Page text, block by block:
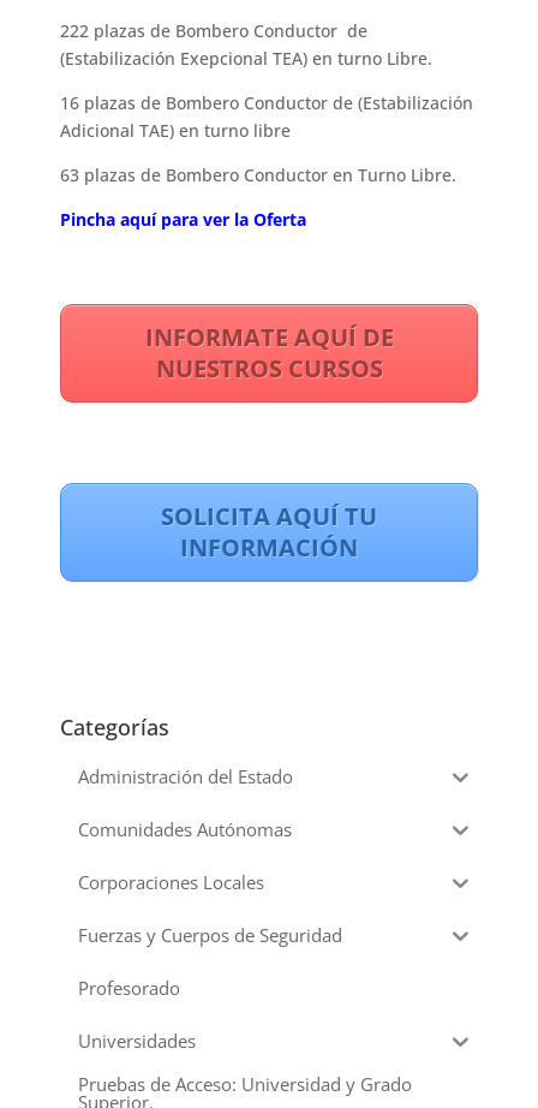
222 plazas de Bombero Conductor de
(Estabilización Exepcional TEA) en turno Libre.
16 plazas de Bombero Conductor de (Estabilización
Adicional TAE) en turno libre
63 plazas de Bombero Conductor en Turno Libre.
Pincha aquí para ver la Oferta
INFORMATE AQUÍ DE
NUESTROS CURSOS
SOLICITA AQUÍ TU
INFORMACIÓN
Categorías
Administración del Estado
Comunidades Autónomas
Corporaciones Locales
Fuerzas y Cuerpos de Seguridad
Profesorado
Universidades
Pruebas de Acceso: Universidad y Grado
Superior.